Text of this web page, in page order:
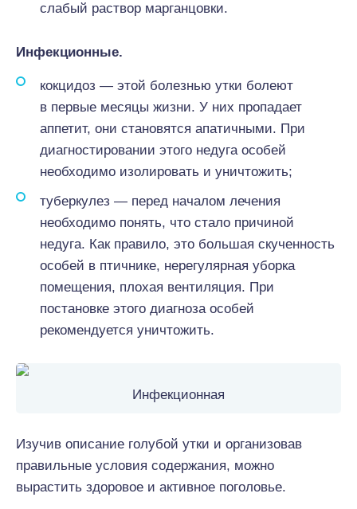
слабый раствор марганцовки.
Инфекционные.
кокцидоз — этой болезнью утки болеют
в первые месяцы жизни. У них пропадает
аппетит, они становятся апатичными. При
диагностировании этого недуга особей
необходимо изолировать и уничтожить;
туберкулез — перед началом лечения
необходимо понять, что стало причиной
недуга. Как правило, это большая скученность
особей в птичнике, нерегулярная уборка
помещения, плохая вентиляция. При
постановке этого диагноза особей
рекомендуется уничтожить.
Инфекционная
Изучив описание голубой утки и организовав
правильные условия содержания, можно
вырастить здоровое и активное поголовье.